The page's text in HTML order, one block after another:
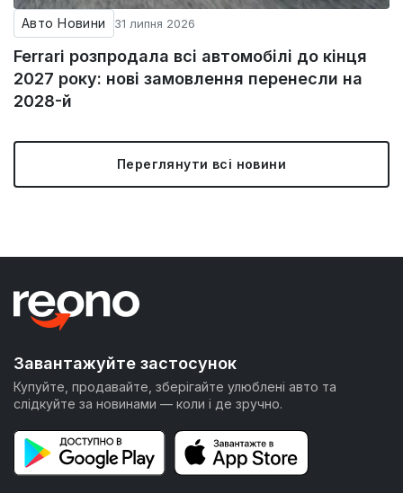
Авто Новини 31 липня 2026
Ferrari розпродала всі автомобілі до кінця
2027 року: нові замовлення перенесли на
2028-й
Переглянути всі новини
Завантажуйте застосунок
Купуйте, продавайте, зберігайте улюблені авто та
слідкуйте за новинами — коли і де зручно.